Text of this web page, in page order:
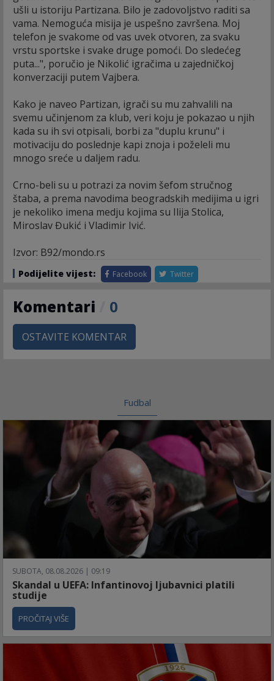
ušli u istoriju Partizana. Bilo je zadovoljstvo raditi sa
vama. Nemoguća misija je uspešno završena. Moj
telefon je svakome od vas uvek otvoren, za svaku
vrstu sportske i svake druge pomoći. Do sledećeg
puta...", poručio je Nikolić igračima u zajedničkoj
konverzaciji putem Vajbera.
Kako je naveo Partizan, igrači su mu zahvalili na
svemu učinjenom za klub, veri koju je pokazao u njih
kada su ih svi otpisali, borbi za "duplu krunu" i
motivaciju do poslednje kapi znoja i poželeli mu
mnogo sreće u daljem radu.
Crno-beli su u potrazi za novim šefom stručnog
štaba, a prema navodima beogradskih medijima u igri
je nekoliko imena medju kojima su Ilija Stolica,
Miroslav Đukić i Vladimir Ivić.
Izvor: B92/mondo.rs
Podijelite vijest: Facebook Twitter
Komentari 0
OSTAVITE KOMENTAR
Fudbal
SUBOTA, 08.08.2026 | 09:19
Skandal u UEFA: Infantinovoj ljubavnici platili
studije
PROČITAJ VIŠE